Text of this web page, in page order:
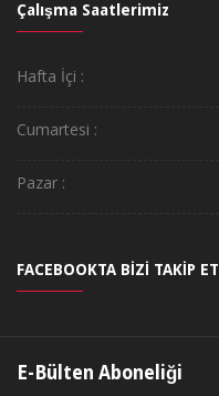
Çalışma Saatlerimiz
Hafta İçi :
Cumartesi :
Pazar :
FACEBOOKTA BİZİ TAKİP ET
E-Bülten Aboneliği